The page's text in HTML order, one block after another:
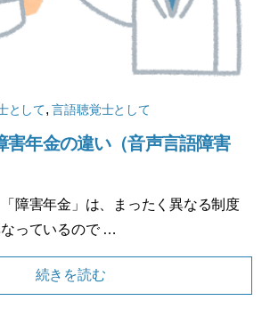
として,言語聴覚士として
害年金の違い（音声言語障害
「障害年金」は、まったく異なる制度
っているので …
続きを読む